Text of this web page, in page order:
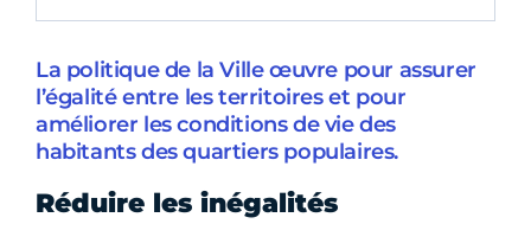
La politique de la Ville œuvre pour assurer
l’égalité entre les territoires et pour
améliorer les conditions de vie des
habitants des quartiers populaires.
Réduire les inégalités